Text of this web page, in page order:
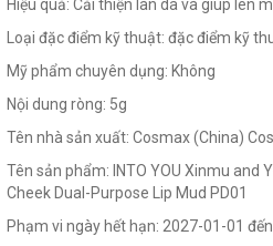
Hiệu quả: Cải thiện làn da và giúp lên
Loại đặc điểm kỹ thuật: đặc điểm kỹ
Mỹ phẩm chuyên dụng: Không
Nội dung ròng: 5g
Tên nhà sản xuất: Cosmax (China)
Tên sản phẩm: INTO YOU Xinmu and
Cheek Dual-Purpose Lip Mud PD01
Phạm vi ngày hết hạn: 2027-01-01